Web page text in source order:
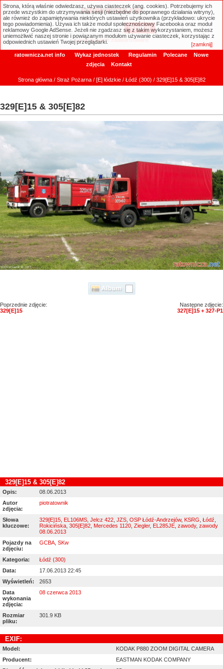
ratownicza.net
Wyszukiwanie zaawansowane
ratownicza.net info Wykaz jednostek Regulamin Polecane
Nowe
zdjęcia
Kontakt
Strona główna/ Straż Pożarna/ [E] łódzkie/ Łódź (300) / 329[E]15 & 305[E]82
329[E]15 & 305[E]82
Poprzednie zdjęcie:
329[E]15
Następne zdjęcie:
327[E]15 + 327-P1
329[E]15 & 305[E]82
Opis:
08.06.2013
Autor
zdjęcia:
piotratownik
Słowa
kluczowe:
329[E]15 EL106MS Jelcz 422 JZS OSP Łódź-Andrzejów, KSRG Łódź
Rokicińska 305[E]82 Mercedes 1120 Ziegler, EL285JE zawody, zawody
08.06.2013
Pojazdy na
zdjęciu:
GCBA SKw
Kategoria:
Łódź (300)
Data:
17.06.2013 22:45
Wyświetleń:
2653
Data
wykonania
zdjęcia:
08 czerwca 2013
Rozmiar
pliku:
301.9 KB
EXIF:
Model:
KODAK P880 ZOOM DIGITAL CAMERA
Producent:
EASTMAN KODAK COMPANY
Strona, którą właśnie odwiedzasz, używa ciasteczek (ang. cookies). Potrzebujemy ich
przede wszystkim do utrzymywania sesji (niezbędne do poprawnego działania witryny),
ale również do zapamiętywania niektórych ustawień użytkownika (przykładowo: ukrycie
tego powiadomienia). Używa ich także moduł społecznościowy Facebooka oraz moduł
reklamowy Google AdSense. Jeżeli nie zgadzasz się z takim wykorzystaniem, możesz
uniemożliwić naszej stronie i powiązanym modułom używanie ciasteczek, korzystając z
odpowiednich ustawień Twojej przeglądarki.
[zamknij]